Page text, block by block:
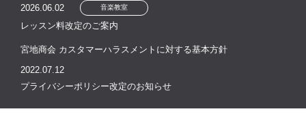
2026.06.02 音楽教室
レッスン料改定のご案内
宮地商会 カスタマーハラスメントに対する基本方針
2022.07.12
プライバシーポリシー改定のお知らせ